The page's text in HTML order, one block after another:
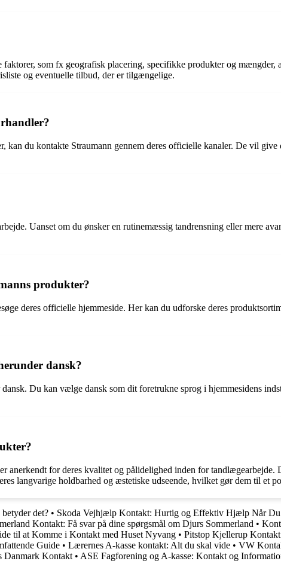
som fx geografisk placering, specifikke produkter og mængder,
og eventuelle tilbud, der er tilgængelige.
kan du kontakte Straumann gennem deres officielle kanaler. De vil
Uanset om du ønsker en rutinemæssig tandrensning eller mere
produkter?
deres officielle hjemmeside. Her kan du udforske deres
dansk?
Du kan vælge dansk som dit foretrukne sprog i hjemmesidens
anerkendt for deres kvalitet og pålidelighed inden for
langvarige holdbarhed og æstetiske udseende, hvilket gør dem til et
det? • Skoda Vejhjælp Kontakt: Hurtig og Effektiv Hjælp Når
Kontakt: Få svar på dine spørgsmål om Djurs Sommerland •
til at Komme i Kontakt med Huset Nyvang • Pitstop Kjellerup Kontakt
Guide • Lærernes A-kasse kontakt: Alt du skal vide • VW
Danmark Kontakt • ASE Fagforening og A-kasse: Kontakt og